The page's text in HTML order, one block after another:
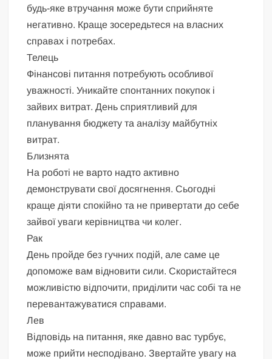
будь-яке втручання може бути сприйняте
негативно. Краще зосередьтеся на власних
справах і потребах.
Телець
Фінансові питання потребують особливої
уважності. Уникайте спонтанних покупок і
зайвих витрат. День сприятливий для
планування бюджету та аналізу майбутніх
витрат.
Близнята
На роботі не варто надто активно
демонструвати свої досягнення. Сьогодні
краще діяти спокійно та не привертати до себе
зайвої уваги керівництва чи колег.
Рак
День пройде без гучних подій, але саме це
допоможе вам відновити сили. Скористайтеся
можливістю відпочити, приділити час собі та не
перевантажуватися справами.
Лев
Відповідь на питання, яке давно вас турбує,
може прийти несподівано. Звертайте увагу на